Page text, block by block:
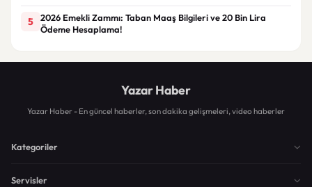
5
2026 Emekli Zammı: Taban Maaş Bilgileri ve 20 Bin Lira
Ödeme Hesaplama!
Yazar Haber
Yazar Haber - En güncel haberler, son dakika gelişmeleri, video haberler
Kategoriler
Servisler